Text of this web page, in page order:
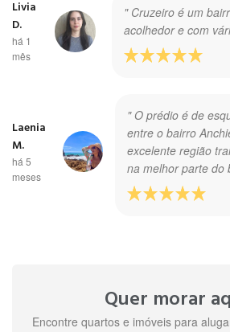
" Cruzeiro é um
acolhedor e com
Livia
D.
há 1
mês
" O prédio é de
entre o bairro
excelente região
na melhor parte do
Laenia
M.
há 5
meses
Quer morar
Encontre quartos e imóveis para